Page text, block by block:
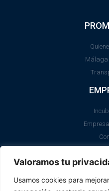
Valoramos tu
Usamos cookies para
Málaga
Política